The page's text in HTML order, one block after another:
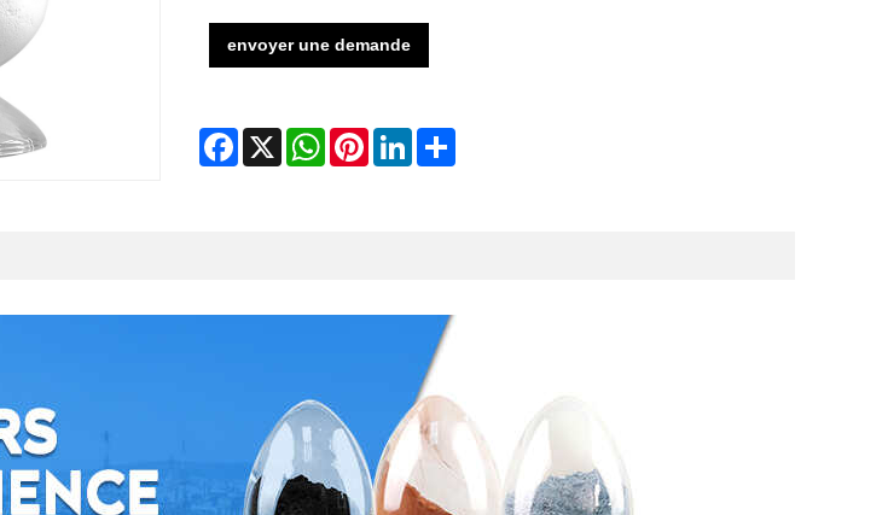
envoyer une demande
Facebook
X WhatsAppPinterestLinkedInShare